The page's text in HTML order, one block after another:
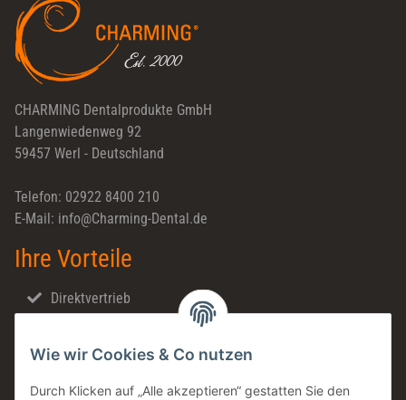
Wie wir Cookies & Co nutzen
Durch Klicken auf „Alle akzeptieren“ gestatten Sie den
CHARMING Dentalprodukte GmbH
Langenwiedenweg 92
59457 Werl - Deutschland
Telefon: 02922 8400 210
E-Mail: info@Charming-Dental.de
Ihre Vorteile
Direktvertrieb
Made in Germany
Familienunternehmen